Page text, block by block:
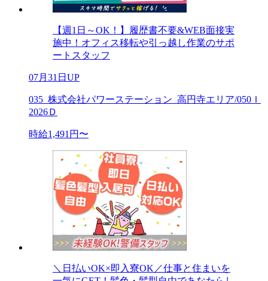
【週1日～OK！】履歴書不要&WEB面接実
施中！オフィス移転や引っ越し作業のサポ
ートスタッフ
07月31日UP
035_株式会社パワーステーション_高円寺エリア/050Ｉ
2026Ｄ
時給1,491円〜
＼日払いOK×即入寮OK／仕事と住まいを